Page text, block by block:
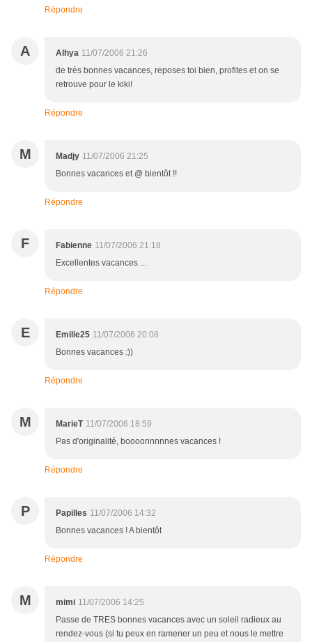
Répondre
A Alhya 11/07/2006 21:26
de très bonnes vacances, reposes toi bien, profites et on se
retrouve pour le kiki!
Répondre
M Madjy 11/07/2006 21:25
Bonnes vacances et @ bientôt !!
Répondre
F Fabienne 11/07/2006 21:18
Excellentes vacances ...
Répondre
E Emilie25 11/07/2006 20:08
Bonnes vacances :))
Répondre
M MarieT 11/07/2006 18:59
Pas d'originalité, boooonnnnnes vacances !
Répondre
P Papilles 11/07/2006 14:32
Bonnes vacances ! A bientôt
Répondre
M mimi 11/07/2006 14:25
Passe de TRES bonnes vacances avec un soleil radieux au
rendez-vous (si tu peux en ramener un peu et nous le mettre